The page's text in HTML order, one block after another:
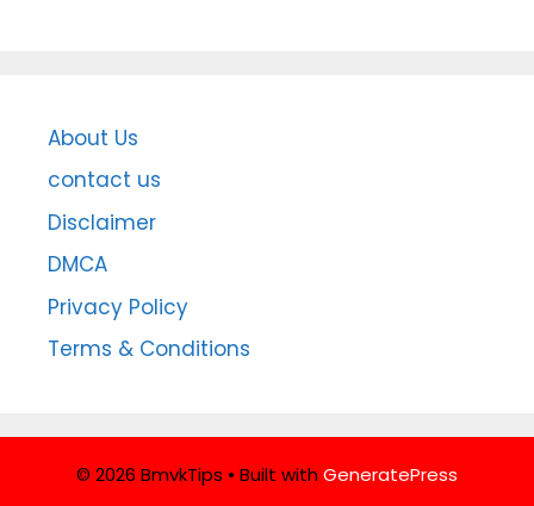
About Us
contact us
Disclaimer
DMCA
Privacy Policy
Terms & Conditions
© 2026 BmvkTips • Built withGeneratePress